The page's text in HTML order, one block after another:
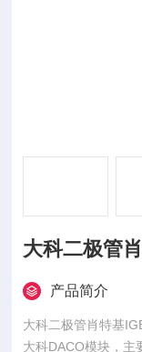
大科二极管
产品简介
大科二极管肖特基
大科DACO模块，主